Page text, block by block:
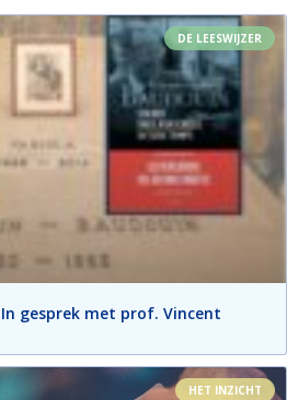
DE LEESWIJZER
gesprek met prof. Vincent
HET INZICHT